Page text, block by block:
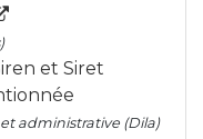
et Siret
administrative (Dila)